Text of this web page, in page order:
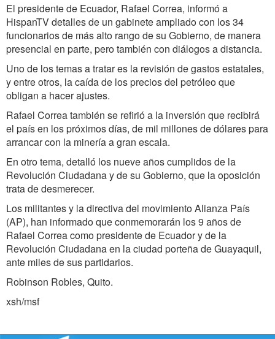
El presidente de Ecuador, Rafael Correa, informó a
HispanTV detalles de un gabinete ampliado con los 34
funcionarios de más alto rango de su Gobierno, de manera
presencial en parte, pero también con diálogos a distancia.
Uno de los temas a tratar es la revisión de gastos estatales,
y entre otros, la caída de los precios del petróleo que
obligan a hacer ajustes.
Rafael Correa también se refirió a la inversión que recibirá
el país en los próximos días, de mil millones de dólares para
arrancar con la minería a gran escala.
En otro tema, detalló los nueve años cumplidos de la
Revolución Ciudadana y de su Gobierno, que la oposición
trata de desmerecer.
Los militantes y la directiva del movimiento Alianza País
(AP), han informado que conmemorarán los 9 años de
Rafael Correa como presidente de Ecuador y de la
Revolución Ciudadana en la ciudad porteña de Guayaquil,
ante miles de sus partidarios.
Robinson Robles, Quito.
xsh/msf